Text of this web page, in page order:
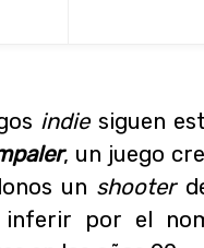
indiesiguen
, un juego
un shooter
inferir por el